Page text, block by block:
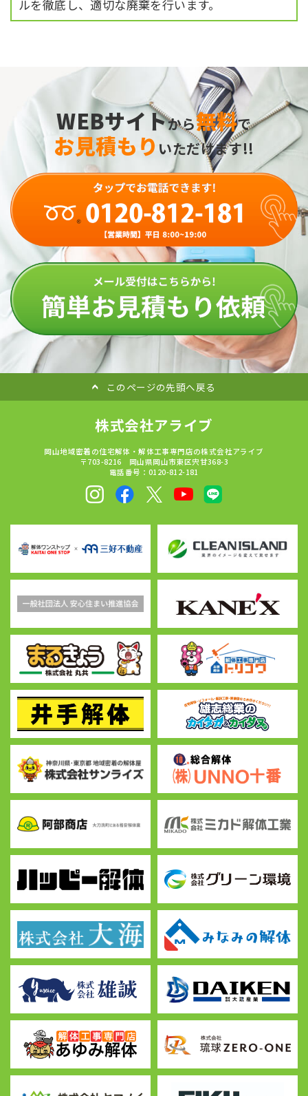
ルを徹底し、適切な廃棄を行います。
WEBサイトから無料で
お見積もり いただけます!!
このページの先頭へ戻る
株式会社アライブ
岡山地域密着の住宅解体・解体工事専門店の株式会社アライブ
〒703-8216 岡山県岡山市東区宍甘368-3
電話番号：0120-812-181